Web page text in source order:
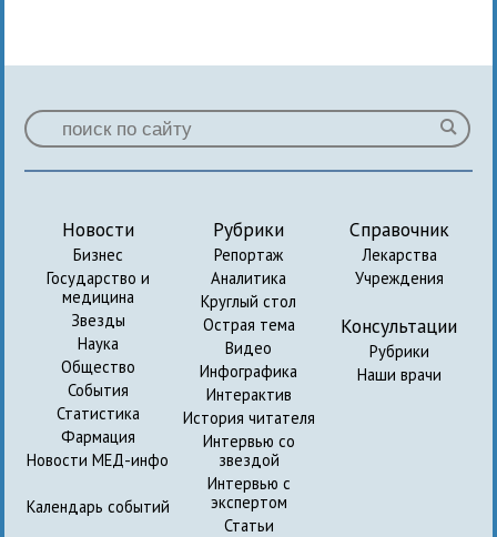
Новости
Бизнес
Государство и
медицина
Звезды
Наука
Общество
События
Статистика
Фармация
Новости МЕД-инфо
Календарь событий
Рубрики
Репортаж
Аналитика
Круглый стол
Острая тема
Видео
Инфографика
Интерактив
История читателя
Интервью со
звездой
Интервью с
экспертом
Статьи
Справочник
Лекарства
Учреждения
Консультации
Рубрики
Наши врачи